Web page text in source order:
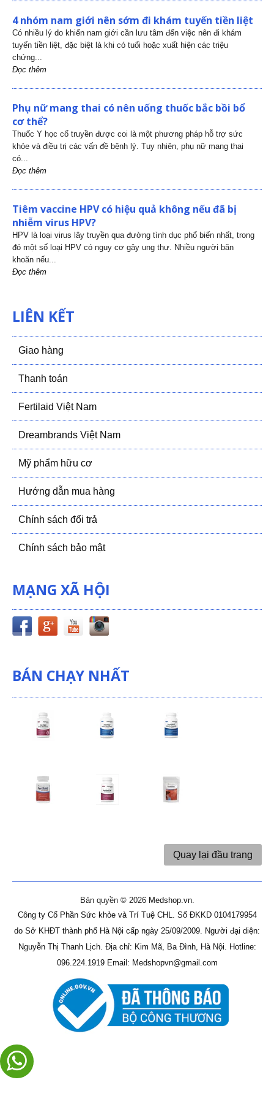
4 nhóm nam giới nên sớm đi khám tuyến tiền liệt
Có nhiều lý do khiến nam giới cần lưu tâm đến việc nên đi khám
tuyến tiền liệt, đặc biệt là khi có tuổi hoặc xuất hiện các triệu
chứng...
Đọc thêm
Phụ nữ mang thai có nên uống thuốc bắc bồi bổ
cơ thể?
Thuốc Y học cổ truyền được coi là một phương pháp hỗ trợ sức
khỏe và điều trị các vấn đề bệnh lý. Tuy nhiên, phụ nữ mang thai
có...
Đọc thêm
Tiêm vaccine HPV có hiệu quả không nếu đã bị
nhiễm virus HPV?
HPV là loại virus lây truyền qua đường tình dục phổ biến nhất, trong
đó một số loại HPV có nguy cơ gây ung thư. Nhiều người băn
khoăn nếu...
Đọc thêm
LIÊN KẾT
Giao hàng
Thanh toán
Fertilaid Việt Nam
Dreambrands Việt Nam
Mỹ phẩm hữu cơ
Hướng dẫn mua hàng
Chính sách đổi trả
Chính sách bảo mật
MẠNG XÃ HỘI
BÁN CHẠY NHẤT
Quay lại đầu trang
Bản quyền © 2026 Medshop.vn.
Công ty Cổ Phần Sức khỏe và Trí Tuệ CHL. Số ĐKKD 0104179954
do Sở KHĐT thành phố Hà Nội cấp ngày 25/09/2009. Người đại diện:
Nguyễn Thị Thanh Lịch. Địa chỉ: Kim Mã, Ba Đình, Hà Nội. Hotline:
096.224.1919 Email: Medshopvn@gmail.com